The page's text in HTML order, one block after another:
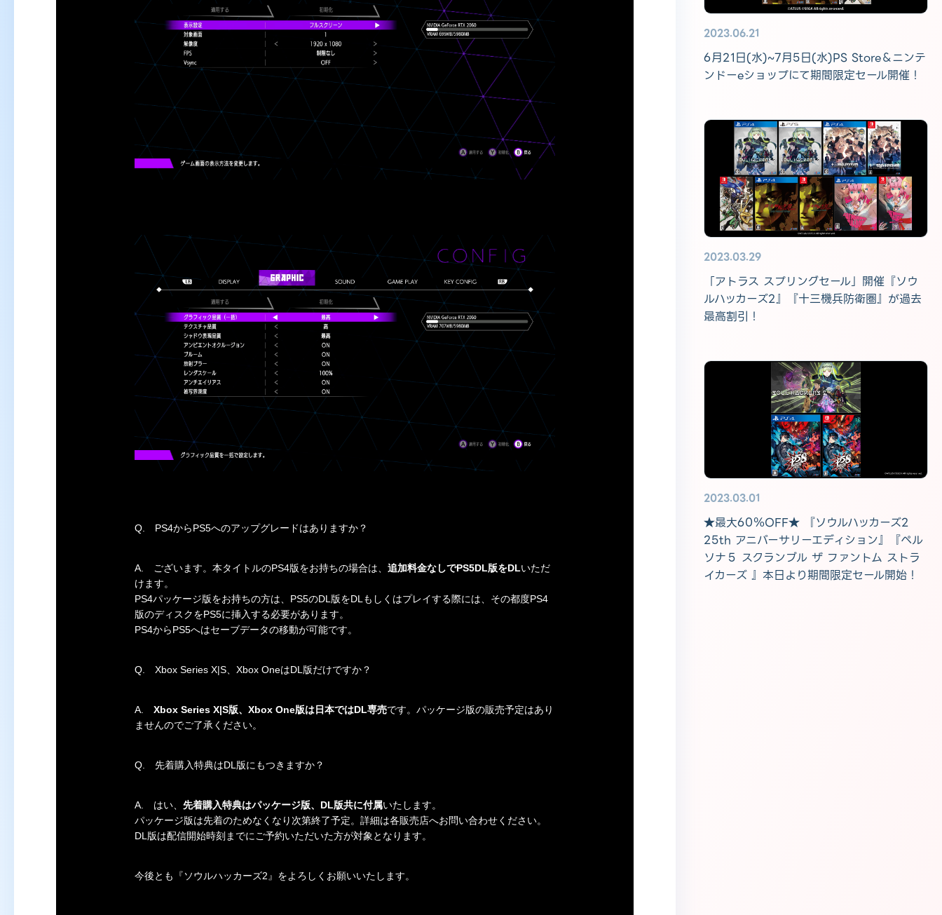
Q. PS4からPS5へのアップグレードはありますか？
A. ございます。本タイトルのPS4版をお持ちの場合は、 追加料金なしでPS5DL版をDLいただ
けます。
PS4パッケージ版をお持ちの方は、PS5のDL版をDLもしくはプレイする際には、その都度PS4
版のディスクをPS5に挿入する必要があります。
PS4からPS5へはセーブデータの移動が可能です。
Q. Xbox Series X|S、Xbox OneはDL版だけですか？
A. Xbox Series X|S版、Xbox One版は日本ではDL専売です。パッケージ版の販売予定はあり
ませんのでご了承ください。
Q. 先着購入特典はDL版にもつきますか？
A. はい、 先着購入特典はパッケージ版、DL版共に付属いたします。
パッケージ版は先着のためなくなり次第終了予定。詳細は各販売店へお問い合わせください。
DL版は配信開始時刻までにご予約いただいた方が対象となります。
今後とも『ソウルハッカーズ2 』をよろしくお願いいたします。
2023.06.21
6月21日(水)~7月5日(水)PS Store＆ニンテ
ンドーeショップにて期間限定セール開催！
2023.03.29
「アトラス スプリングセール」開催『ソウ
ルハッカーズ2』『十三機兵防衛圏』が過去
最高割引！
2023.03.01
★最大60％OFF★ 『ソウルハッカーズ2
25th アニバーサリーエディション』『ペル
ソナ５ スクランブル ザ ファントム ストラ
イカーズ 』本日より期間限定セール開始！